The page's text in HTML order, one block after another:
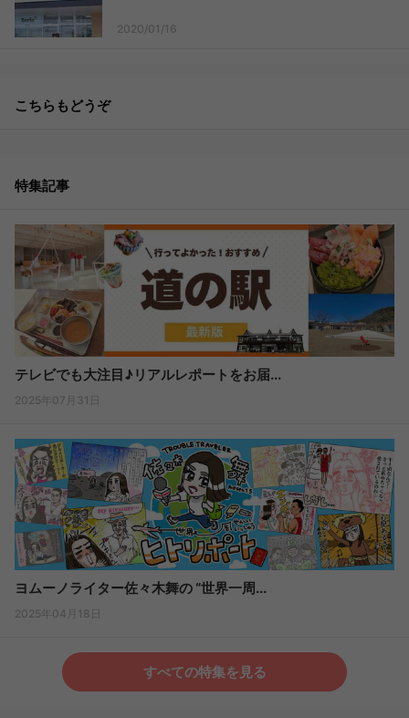
2020/01/16
こちらもどうぞ
特集記事
テレビでも大注目♪リアルレポートをお届...
2025年07月31日
ヨムーノライター佐々木舞の “世界一周...
2025年04月18日
すべての特集を見る